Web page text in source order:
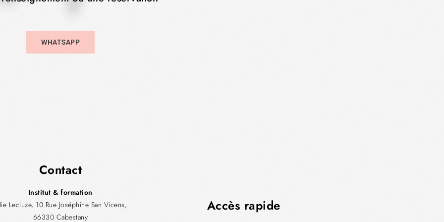
WHATSAPP
Contact
Institut & formation
Lecluze, 10 Rue Joséphine San Vicens,
66330 Cabestany
Accès rapide